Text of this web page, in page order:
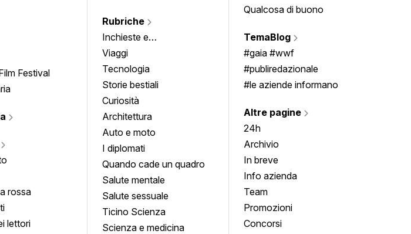
Festival
rossa
lettori
Rubriche
Inchieste e
approfondimenti
Viaggi
Tecnologia
Storie bestiali
Curiosità
Architettura
Auto e moto
I diplomati
Quando cade un quadro
Salute mentale
Salute sessuale
Ticino Scienza
Scienza e medicina
Qualcosa di buono
TemaBlog
#gaia #wwf
#publiredazionale
#le aziende informano
Altre pagine
24h
Archivio
In breve
Info azienda
Team
Promozioni
Concorsi